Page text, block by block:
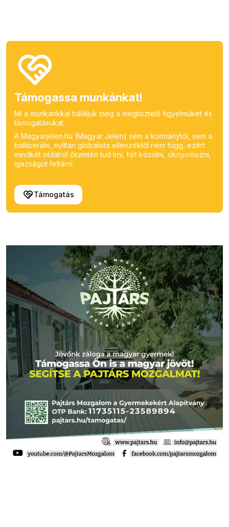
Támogassa munkánkat!
Mi a munkánkkal háláljuk meg a megtisztelő figyelmüket és
támogatásukat.
A Magyarjelen.hu (Magyar Jelen) sem a kormánytól, sem a
balliberális, nyíltan globalista ellenzéktől nem függ, ezért
mindkét oldalról őszintén tud írni, hírt közölni, oknyomozni,
igazságot feltárni.
Támogatás